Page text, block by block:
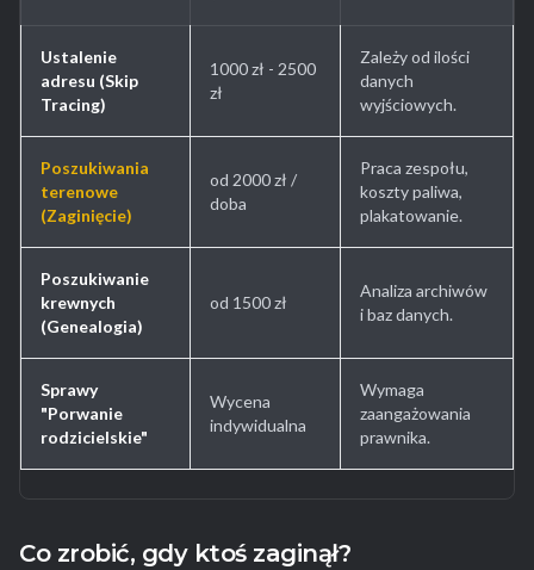
Ustalenie
adresu (Skip
Tracing)
1000 zł - 2500
zł
Zależy od ilości
danych
wyjściowych.
Poszukiwania
terenowe
(Zaginięcie)
od 2000 zł /
doba
Praca zespołu,
koszty paliwa,
plakatowanie.
Poszukiwanie
krewnych
(Genealogia)
od 1500 zł
Analiza archiwów
i baz danych.
Sprawy
"Porwanie
rodzicielskie"
Wycena
indywidualna
Wymaga
zaangażowania
prawnika.
Co zrobić, gdy ktoś zaginął?